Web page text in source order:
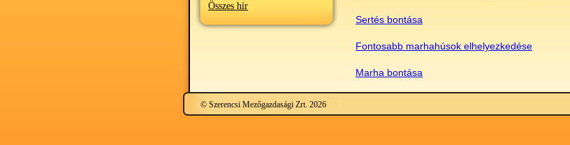
Összes hír
Sertés bontása
Fontosabb marhahúsok elhelyezkedése
Marha bontása
© Szerencsi Mezőgazdasági Zrt. 2026